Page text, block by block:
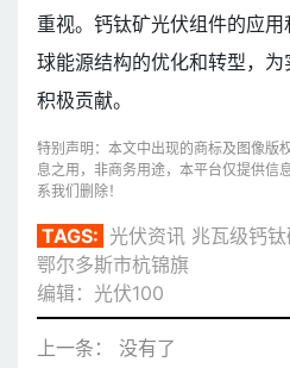
重视。钙钛矿光伏组件的应
球能源结构的优化和转型，
积极贡献。
特别声明：本文中出现的商标及图像版
息之用，非商务用途，本平台仅提供信
系我们删除！
TAGS: 光伏资讯 兆瓦级钙
鄂尔多斯市杭锦旗
编辑：光伏100
上一条： 没有了